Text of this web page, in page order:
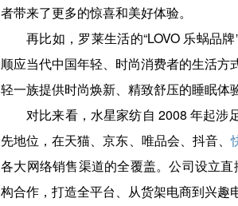
者带来了更多的惊喜和美好体验。
再比如，罗莱生活的“LOVO 乐蜗品
顺应当代中国年轻、时尚消费者的生活
轻一族提供时尚焕新、精致舒压的睡眠体
对比来看，水星家纺自 2008 年起涉
先地位，在天猫、京东、唯品会、抖音、
各大网络销售渠道的全覆盖。公司设立
构合作，打造全平台、从货架电商到兴趣